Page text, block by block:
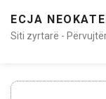
ECJA
Siti zyrtarë -